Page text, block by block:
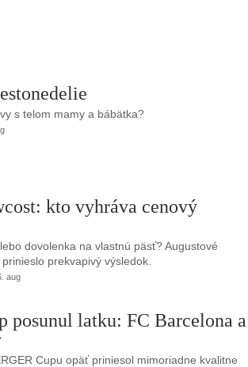
s telom mamy a bábätka?
kto vyhráva cenový
dovolenka na vlastnú päsť? Augustové
prekvapivý výsledok.
aug
posunul latku: FC Barcelona a
Cupu opäť priniesol mimoriadne kvalitne